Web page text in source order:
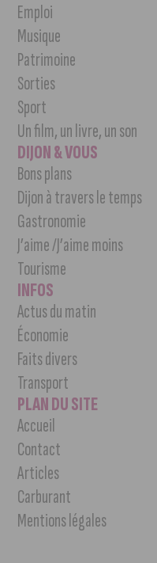
Emploi
Musique
Patrimoine
Sorties
Sport
Un film, un livre, un son
DIJON & VOUS
Bons plans
Dijon à travers le temps
Gastronomie
J’aime /J’aime moins
Tourisme
INFOS
Actus du matin
Économie
Faits divers
Transport
PLAN DU SITE
Accueil
Contact
Articles
Carburant
Mentions légales